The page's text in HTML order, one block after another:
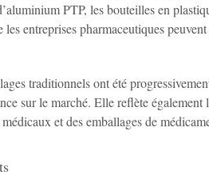
PTP, les bouteilles en
entreprises pharmaceutiques
traditionnels ont été
sur le marché. Elle reflète également
et des emballages de